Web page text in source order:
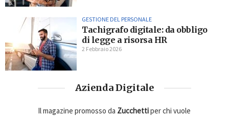
GESTIONE DEL PERSONALE
Tachigrafo digitale: da obbligo
di legge a risorsa HR
2 Febbraio 2026
Azienda Digitale
Il magazine promosso da Zucchettiper chi vuole